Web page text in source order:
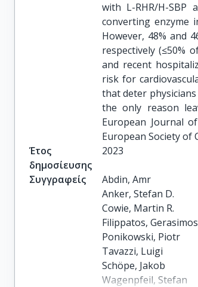
with L-RHR/H-
converting enzyme
However, 48% and
respectively (≤50%
and recent
risk for
that deter
the only reason
European Journal
European Society of
Έτος
δημοσίευσης
2023
Συγγραφείς
Abdin, Amr
Anker, Stefan D.
Cowie, Martin R.
Filippatos, Gerasimos
Ponikowski, Piotr
Tavazzi, Luigi
Schöpe, Jakob
Wagenpfeil, Stefan